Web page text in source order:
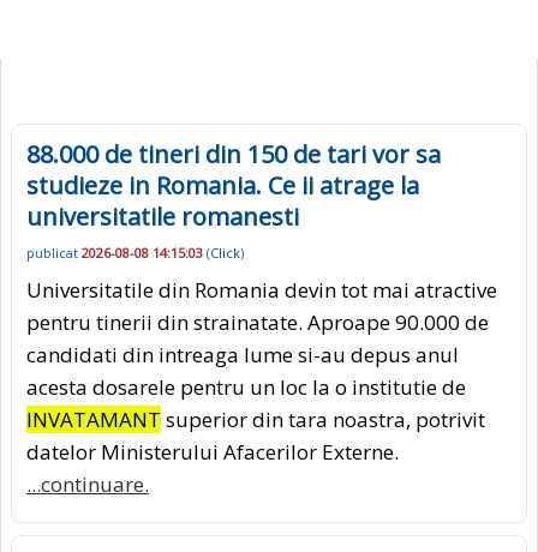
88.000 de tineri din 150 de tari vor sa
studieze in Romania. Ce ii atrage la
universitatile romanesti
publicat 2026-08-08 14:15:03 (Click)
Universitatile din Romania devin tot mai atractive
pentru tinerii din strainatate. Aproape 90.000 de
candidati din intreaga lume si-au depus anul
acesta dosarele pentru un loc la o institutie de
INVATAMANT superior din tara noastra, potrivit
datelor Ministerului Afacerilor Externe.
...continuare.